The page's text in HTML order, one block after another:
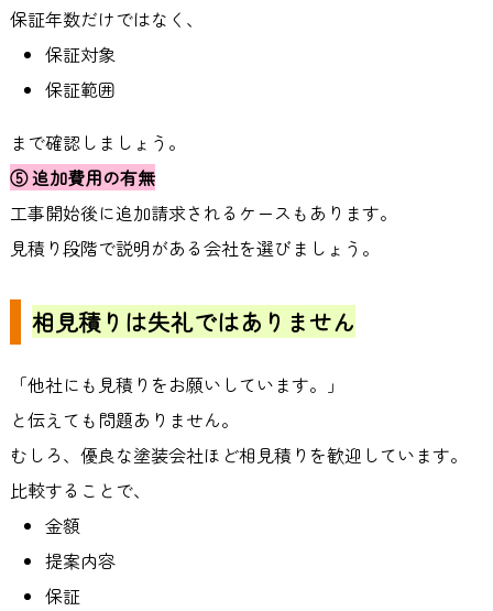
保証年数だけではなく、
保証対象
保証範囲
まで確認しましょう。
⑤追加費用の有無
工事開始後に追加請求されるケースもあります。
見積り段階で説明がある会社を選びましょう。
相見積りは失礼ではありません
「他社にも見積りをお願いしています。」
と伝えても問題ありません。
むしろ、優良な塗装会社ほど相見積りを歓迎しています。
比較することで、
金額
提案内容
保証